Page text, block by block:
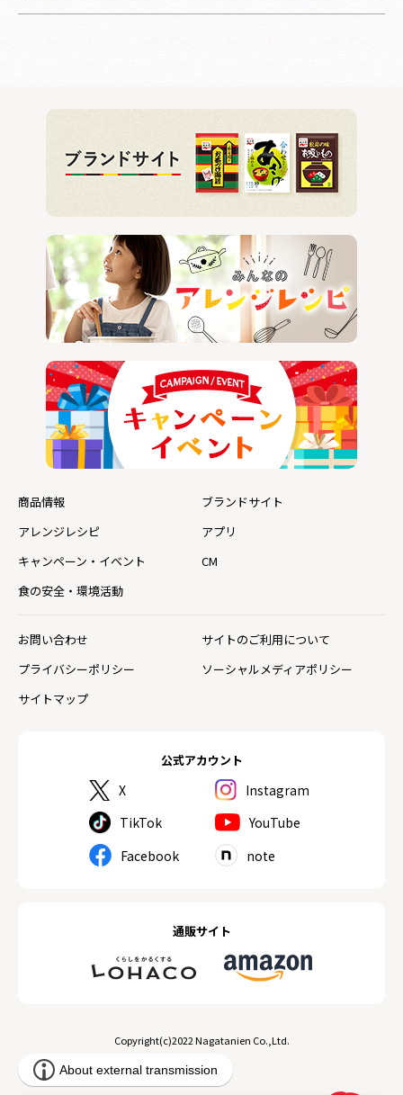
公式アカウント
X
Instagram
TikTok
YouTube
Facebook
note
通販サイト
商品情報
ブランドサイト
アレンジレシピ
アプリ
キャンペーン・イベント
CM
食の安全・環境活動
お問い合わせ
サイトのご利用について
プライバシーポリシー
ソーシャルメディアポリシー
サイトマップ
Copyright(c)2022 Nagatanien Co.,Ltd.